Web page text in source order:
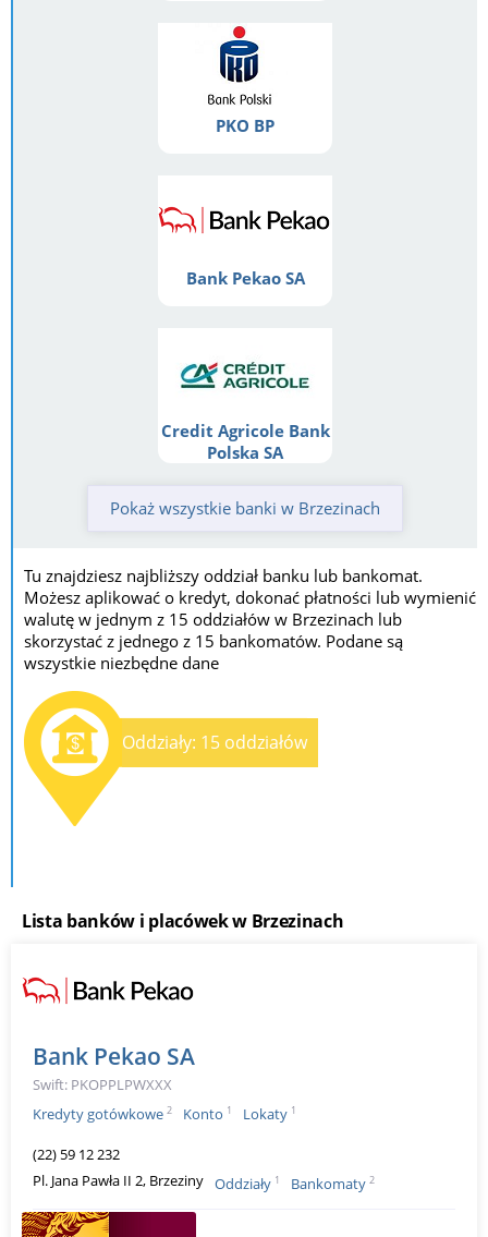
PKO BP
Bank Pekao SA
Credit Agricole Bank
Polska SA
Pokaż wszystkie banki w Brzezinach
Tu znajdziesz najbliższy oddział banku lub bankomat.
Możesz aplikować o kredyt, dokonać płatności lub wymienić
walutę w jednym z 15 oddziałów w Brzezinach lub
skorzystać z jednego z 15 bankomatów. Podane są
wszystkie niezbędne dane
Oddziały: 15 oddziałów
Lista banków i placówek w Brzezinach
Bank Pekao SA
Swift: PKOPPLPWXXX
Kredyty gotówkowe 2 Konto 1 Lokaty 1
(22) 59 12 232
Pl. Jana Pawła II 2, Brzeziny Oddziały 1 Bankomaty 2